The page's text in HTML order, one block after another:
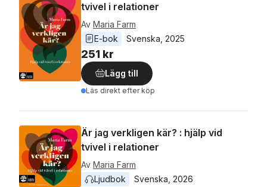
tvivel i relationer
Av Maria Farm
E-bok
Svenska 2025
251 kr
Lägg till
Läs direkt efter köp
Är jag verkligen kär? : hjälp vid
tvivel i relationer
Av Maria Farm
Ljudbok
Svenska 2026